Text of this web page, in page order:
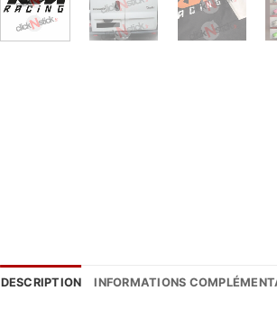
DESCRIPTION INFORMATIONS